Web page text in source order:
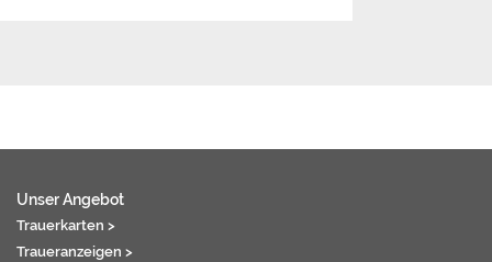
Unser Angebot
Trauerkarten >
Traueranzeigen >